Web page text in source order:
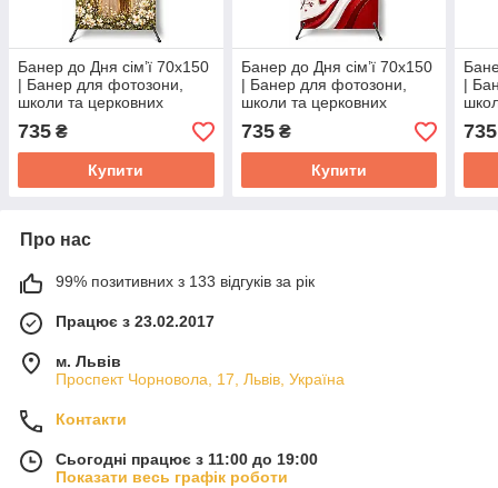
Банер до Дня сім’ї 70х150
| Банер для фотозони,
школи та церковних
заходів_1
735 ₴
Купити
Банер до Дня сім’ї 70х150
| Банер для фотозони,
школи та церковних
заходів_2
735₴
Купити
|
735
Про нас
99% позитивних з 133 відгуків за рік
Працює з 23.02.2017
м. Львів
Проспект Чорновола, 17, Львів, Україна
Контакти
Сьогодні працює з 11:00 до 19:00
Показати весь графік роботи